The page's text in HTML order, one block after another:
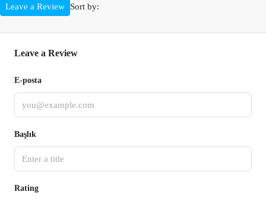
Sort by:
Leave a Review
Leave a Review
E-posta
Başlık
Rating